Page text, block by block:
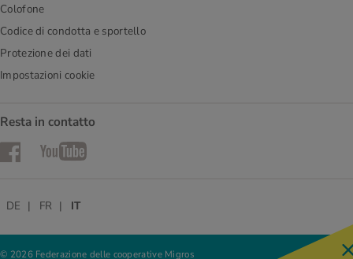
Colofone
Codice di condotta e sportello
Protezione dei dati
Impostazioni cookie
Resta in contatto
FacebookYouTube
© 2026 Federazione delle cooperative Migros
DE FR IT